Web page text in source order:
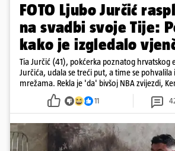
FOTO Ljubo Jurčić
na svadbi svoje Tije:
kako je izgledalo
Tia Jurčić (41), pokćerka poznatog hrvatskog
Jurčića, udala se treći put, a time se
mrežama. Rekla je 'da' bivšoj NBA zvijezdi,
snimkama i fotografijama je pokazala vesele
11